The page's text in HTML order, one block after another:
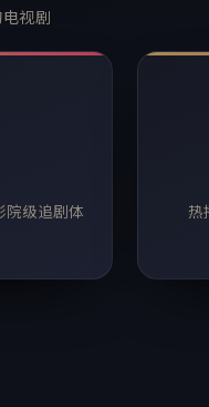
视剧
院级追剧体
热